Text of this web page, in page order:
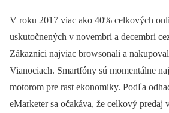
V roku 2017 viac ako 40% celkových
uskutočnených v novembri a decembri
Zákazníci najviac browsonali a
Vianociach. Smartfóny sú momentálne
motorom pre rast ekonomiky. Podľa
eMarketer sa očakáva, že celkový predaj